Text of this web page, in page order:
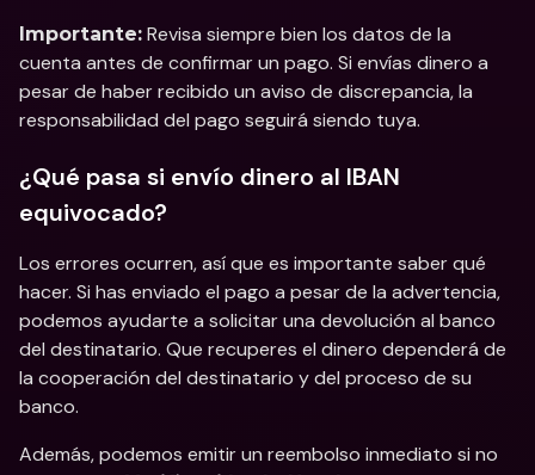
Importante: Revisa siempre bien los datos de la
cuenta antes de confirmar un pago. Si envías dinero a
pesar de haber recibido un aviso de discrepancia, la
responsabilidad del pago seguirá siendo tuya.
¿Qué pasa si envío dinero al IBAN
equivocado?
Los errores ocurren, así que es importante saber qué
hacer. Si has enviado el pago a pesar de la advertencia,
podemos ayudarte a solicitar una devolución al banco
del destinatario. Que recuperes el dinero dependerá de
la cooperación del destinatario y del proceso de su
banco.
Además, podemos emitir un reembolso inmediato si no